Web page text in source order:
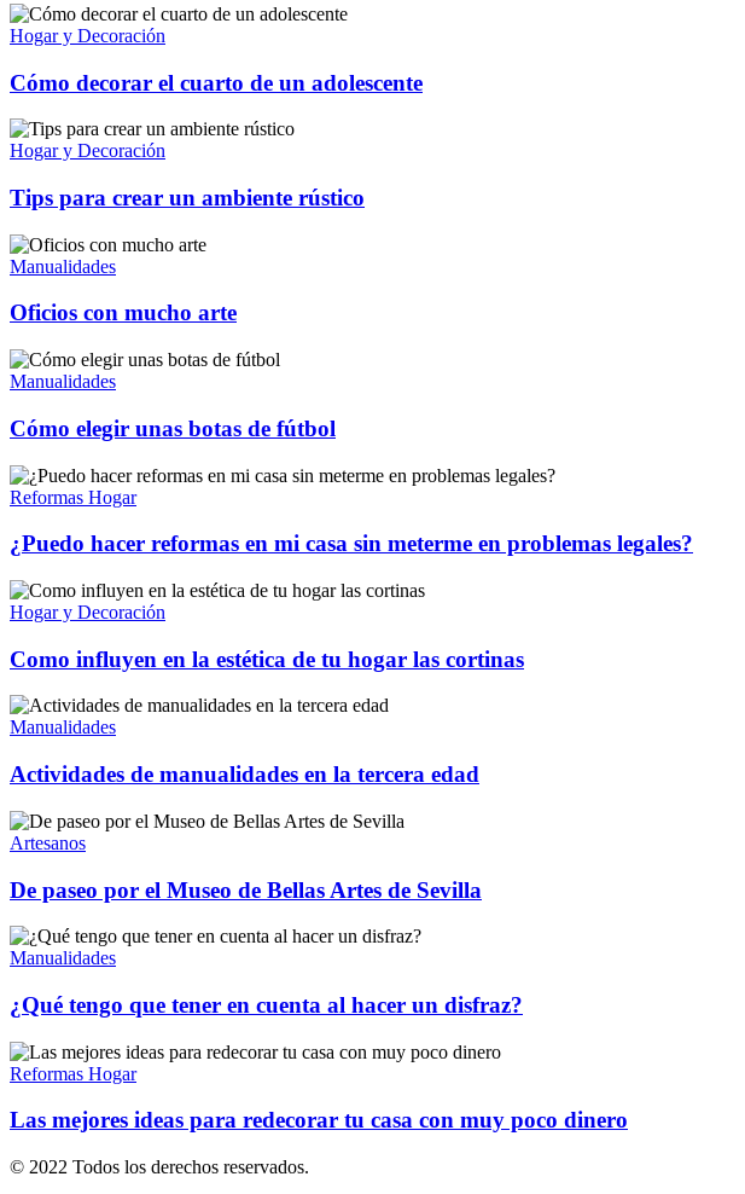
Hogar y Decoración
Cómo decorar el cuarto de un adolescente
Hogar y Decoración
Tips para crear un ambiente rústico
Manualidades
Oficios con mucho arte
Manualidades
Cómo elegir unas botas de fútbol
Reformas Hogar
¿Puedo hacer reformas en mi casa sin meterme en problemas legales?
Hogar y Decoración
Como influyen en la estética de tu hogar las cortinas
Manualidades
Actividades de manualidades en la tercera edad
Artesanos
De paseo por el Museo de Bellas Artes de Sevilla
Manualidades
¿Qué tengo que tener en cuenta al hacer un disfraz?
Reformas Hogar
Las mejores ideas para redecorar tu casa con muy poco dinero
© 2022 Todos los derechos reservados.